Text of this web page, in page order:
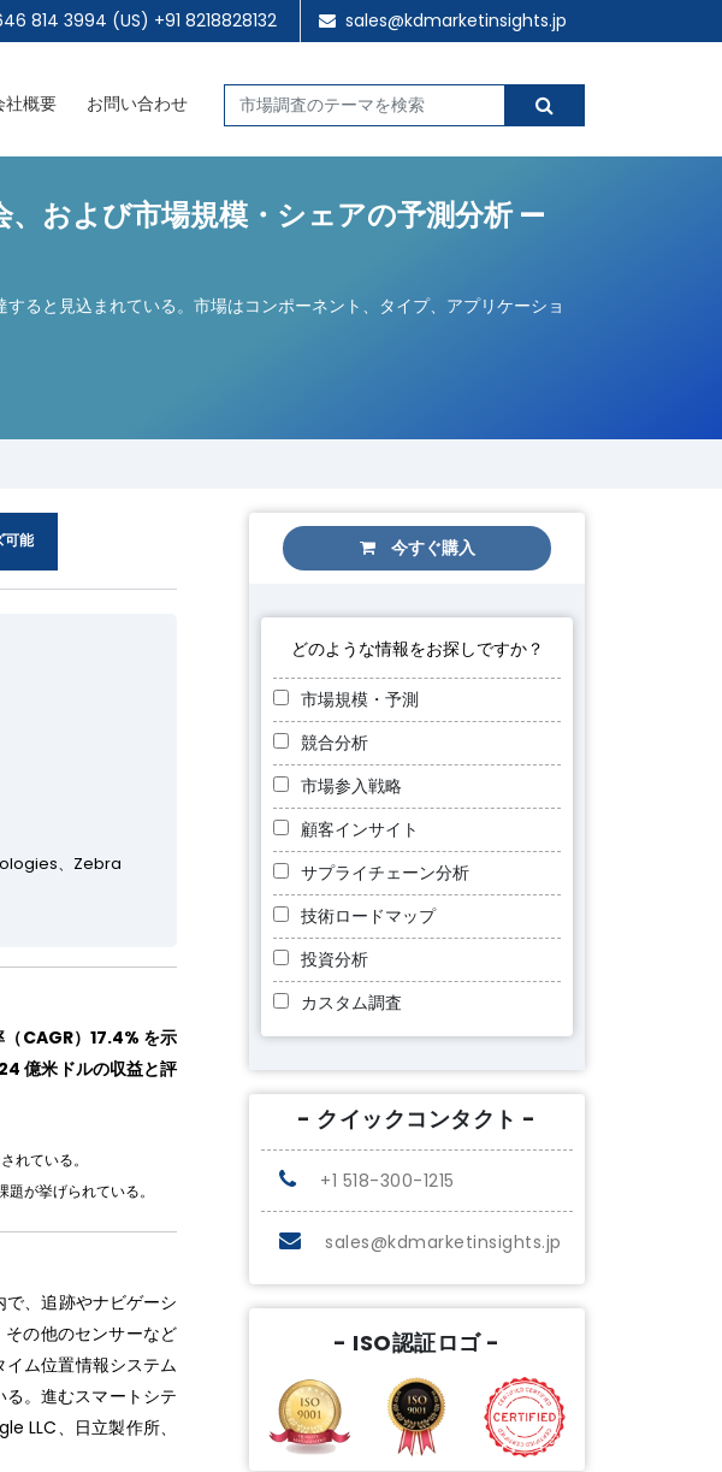
814 3994 (US) +91 8218828132 sales@kdmarketinsights.jp
社概要 お問い合わせ
、および市場規模・シェアの予測分析 —
ると見込まれている。市場はコンポーネント、タイプ、アプリケーショ
可能
、Zebra
CAGR）17.4% を示
億米ドルの収益と評
れている。
が挙げられている。
、追跡やナビゲーシ
の他のセンサーなど
ム位置情報システム
。進むスマートシテ
LLC、日立製作所、
今すぐ購入
どのような情報をお探しですか？
市場規模・予測
競合分析
市場参入戦略
顧客インサイト
サプライチェーン分析
技術ロードマップ
投資分析
カスタム調査
- クイックコンタクト -
+1 518-300-1215
sales@kdmarketinsights.jp
- ISO認証ロゴ -